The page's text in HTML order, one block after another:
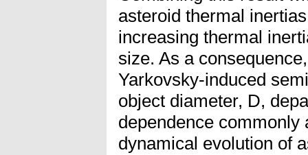
asteroid thermal
increasing thermal
size. As a
Yarkovsky-induced
object diameter, D,
dependence
dynamical evolution of